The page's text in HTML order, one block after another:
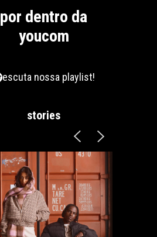
por dentro da
youcom
escuta nossa playlist!
stories